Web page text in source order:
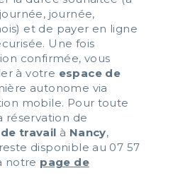
journée,
et de payer en ligne
Une fois
confirmée, vous
à votre espace de
autonome via
mobile. Pour toute
réservation de
travail à Nancy,
disponible au 07 57
notre page de